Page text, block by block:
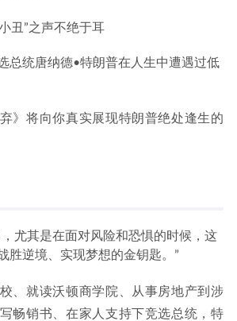
丑”之声不绝于耳
总统唐纳德•特朗普在人生中遭遇过低
》将向你真实展现特朗普绝处逢生的
，尤其是在面对风险和恐惧的时候，这
胜逆境、实现梦想的金钥匙。”
、就读沃顿商学院、从事房地产到涉
畅销书、在家人支持下竞选总统，特